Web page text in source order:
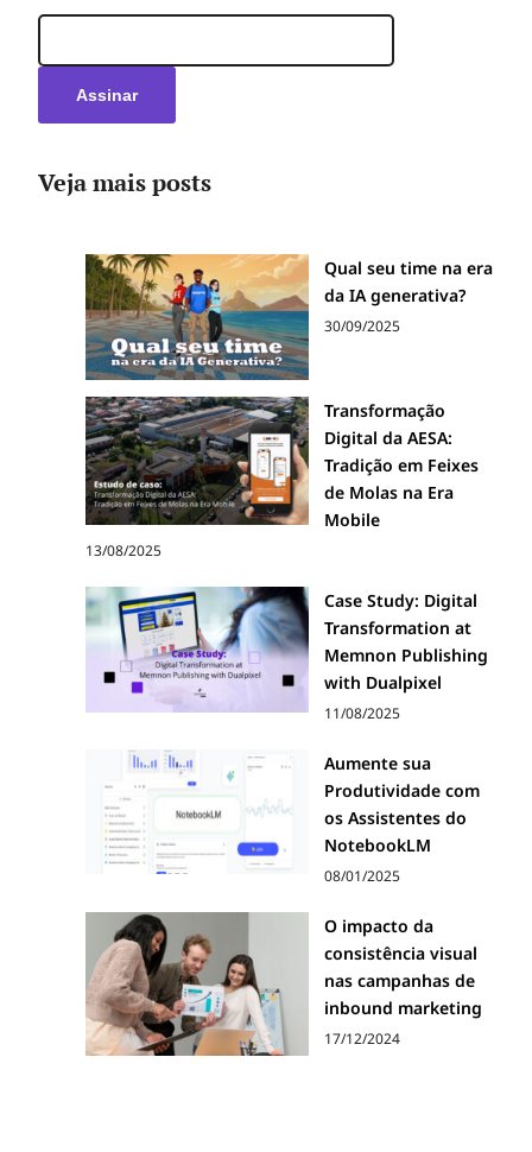
Veja mais posts
Qual seu time na era
da IA generativa?
30/09/2025
Transformação
Digital da AESA:
Tradição em Feixes
de Molas na Era
Mobile
13/08/2025
Case Study: Digital
Transformation at
Memnon Publishing
with Dualpixel
11/08/2025
Aumente sua
Produtividade com
os Assistentes do
NotebookLM
08/01/2025
O impacto da
consistência visual
nas campanhas de
inbound marketing
17/12/2024